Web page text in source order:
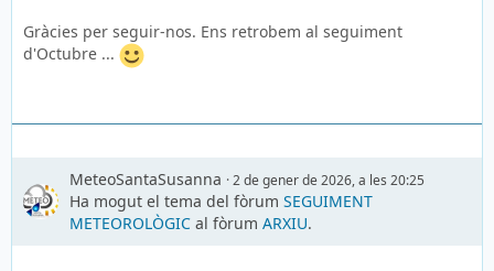
Gràcies per seguir-nos. Ens retrobem al seguiment
d'Octubre ...
MeteoSantaSusanna 2 de gener de 2026, a les 20:25
Ha mogut el tema del fòrum SEGUIMENT
METEOROLÒGIC al fòrum ARXIU.